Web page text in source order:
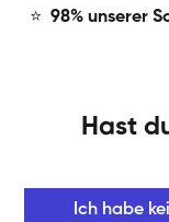
⭐ 98% unserer
Hast
Ich habe